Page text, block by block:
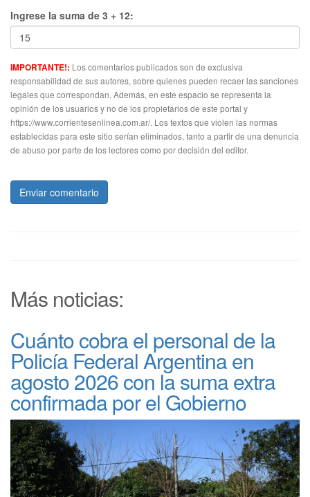
Ingrese la suma de 3 + 12:
IMPORTANTE!: Los comentarios publicados son de exclusiva
responsabilidad de sus autores, sobre quienes pueden recaer las sanciones
legales que correspondan. Además, en este espacio se representa la
opinión de los usuarios y no de los propietarios de este portal y
https://www.corrientesenlinea.com.ar/. Los textos que violen las normas
establecidas para este sitio serían eliminados, tanto a partir de una denuncia
de abuso por parte de los lectores como por decisión del editor.
Enviar comentario
Más noticias:
Cuánto cobra el personal de la
Policía Federal Argentina en
agosto 2026 con la suma extra
confirmada por el Gobierno